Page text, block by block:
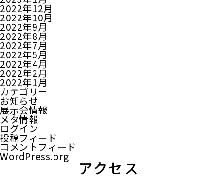
2022年12月
2022年10月
2022年9月
2022年8月
2022年7月
2022年5月
2022年4月
2022年2月
2022年1月
カテゴリー
お知らせ
展示会情報
メタ情報
ログイン
投稿フィード
コメントフィード
WordPress.org
アクセス